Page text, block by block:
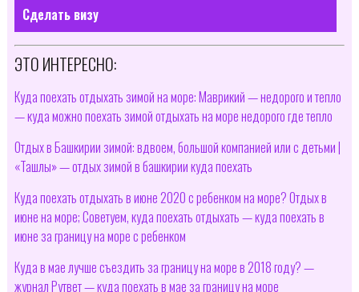
Сделать визу
ЭТО ИНТЕРЕСНО:
Куда поехать отдыхать зимой на море: Маврикий — недорого и тепло
— куда можно поехать зимой отдыхать на море недорого где тепло
Отдых в Башкирии зимой: вдвоем, большой компанией или с детьми |
«Ташлы» — отдых зимой в башкирии куда поехать
Куда поехать отдыхать в июне 2020 с ребенком на море? Отдых в
июне на море; Советуем, куда поехать отдыхать — куда поехать в
июне за границу на море с ребенком
Куда в мае лучше съездить за границу на море в 2018 году? —
журнал Рутвет — куда поехать в мае за границу на море